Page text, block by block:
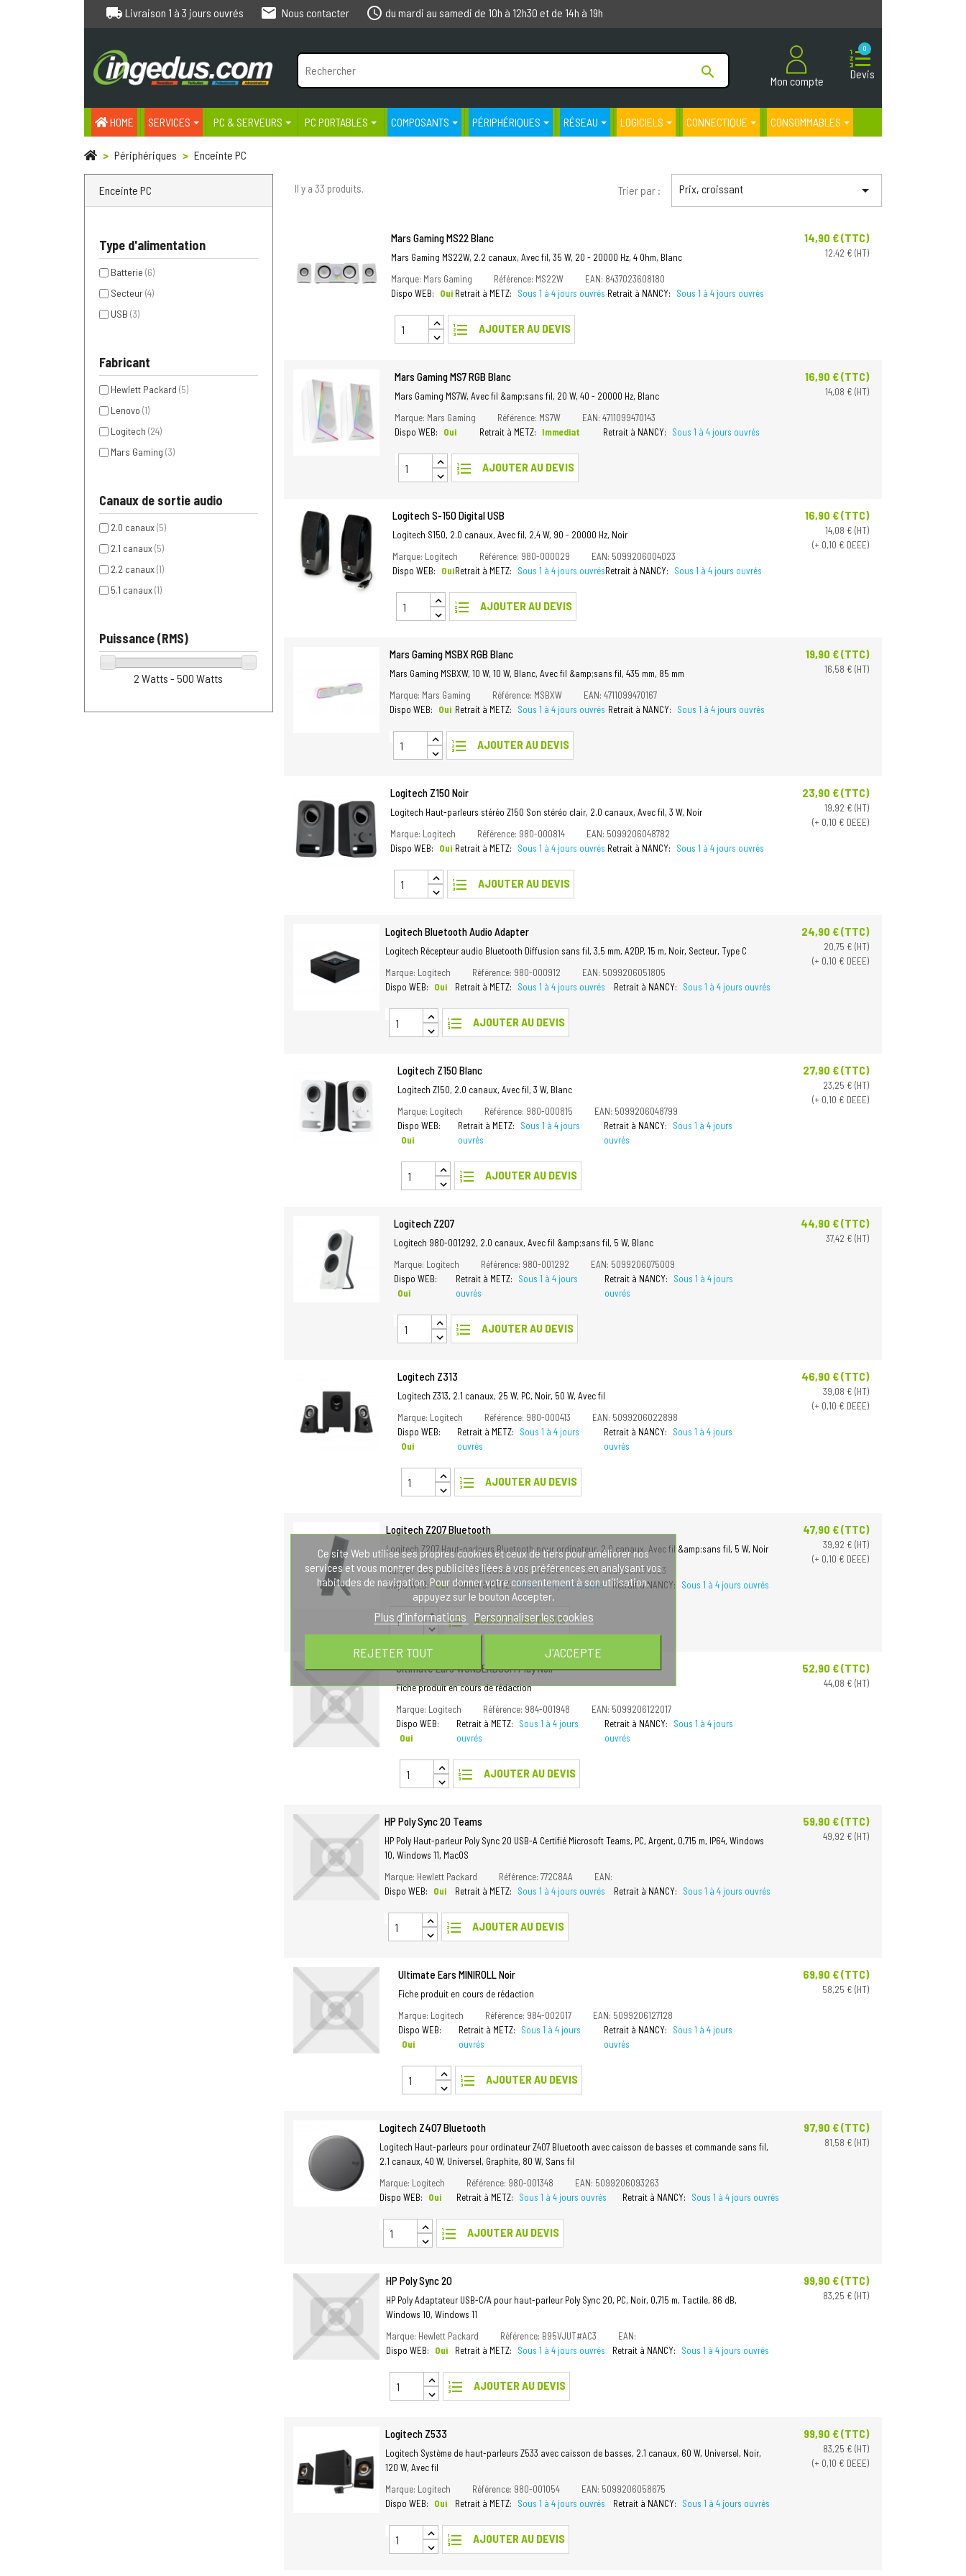
local_shipping Livraison 1 à 3 jours ouvrés email Nous contacter schedule du mardi au samedi de 10h à 12h30 et de 14h à 19h

Mon compte
Devis
0
HOME SERVICES PC & SERVEURS PC PORTABLES COMPOSANTS PÉRIPHÉRIQUES RÉSEAU LOGICIELS CONNECTIQUE CONSOMMABLES
Périphériques Enceinte PC
Enceinte PC
Type d'alimentation
Batterie (6)
Secteur(4)
USB (3)
Fabricant
Hewlett Packard (5)
Lenovo (1)
Logitech (24)
Mars Gaming (3)
Canaux de sortie audio
2.0 canaux(5)
2.1 canaux(5)
2.2 canaux(1)
5.1 canaux(1)
Puissance (RMS)
2 Watts - 500 Watts
Il y a 33 produits. Trier par : Prix, croissant 
Mars Gaming MS22 Blanc
Mars Gaming MS22W, 2.2 canaux, Avec fil, 35 W, 20 - 20000 Hz, 4 Ohm, Blanc
Marque: Mars Gaming
Référence: MS22W
EAN: 8437023608180
Dispo WEB:
Oui Retrait à METZ: Sous 1 à 4 jours ouvrés Retrait à NANCY: Sous 1 à 4 jours ouvrés
format_list_numbered AJOUTER AU DEVIS
Prix
14,90 € (TTC)
12,42 € (HT)
Mars Gaming MS7 RGB Blanc
Mars Gaming MS7W, Avec fil &amp;sans fil, 20 W, 40 - 20000 Hz, Blanc
Marque: Mars Gaming
Référence: MS7W
EAN: 4711099470143
Dispo WEB:
Oui Retrait à METZ: Immediat Retrait à NANCY: Sous 1 à 4 jours ouvrés
format_list_numbered AJOUTER AU DEVIS
Prix
16,90 € (TTC)
14,08 € (HT)
Logitech S-150 Digital USB
Logitech S150, 2.0 canaux, Avec fil, 2,4 W, 90 - 20000 Hz, Noir
Marque: Logitech
Référence: 980-000029
EAN: 5099206004023
Dispo WEB:
OuiRetrait à METZ: Sous 1 à 4 jours ouvrésRetrait à NANCY: Sous 1 à 4 jours ouvrés
format_list_numbered AJOUTER AU DEVIS
Prix
16,90 € (TTC)
14,08 € (HT)
(+ 0,10 € DEEE)
Mars Gaming MSBX RGB Blanc
Mars Gaming MSBXW, 10 W, 10 W, Blanc, Avec fil &amp;sans fil, 435 mm, 85 mm
Marque: Mars Gaming
Référence: MSBXW
EAN: 4711099470167
Dispo WEB:
Oui Retrait à METZ: Sous 1 à 4 jours ouvrés Retrait à NANCY: Sous 1 à 4 jours ouvrés
format_list_numbered AJOUTER AU DEVIS
Prix
19,90 € (TTC)
16,58 € (HT)
Logitech Z150 Noir
Logitech Haut-parleurs stéréo Z150 Son stéréo clair, 2.0 canaux, Avec fil, 3 W, Noir
Marque: Logitech
Référence: 980-000814
EAN: 5099206048782
Dispo WEB:
Oui Retrait à METZ: Sous 1 à 4 jours ouvrés Retrait à NANCY: Sous 1 à 4 jours ouvrés
format_list_numbered AJOUTER AU DEVIS
Prix
23,90 € (TTC)
19,92 € (HT)
(+ 0,10 € DEEE)
Logitech Bluetooth Audio Adapter
Logitech Récepteur audio Bluetooth Diffusion sans fil, 3,5 mm, A2DP, 15 m, Noir, Secteur, Type C
Marque: Logitech
Référence: 980-000912
EAN: 5099206051805
Dispo WEB:
Oui Retrait à METZ: Sous 1 à 4 jours ouvrés Retrait à NANCY: Sous 1 à 4 jours ouvrés
format_list_numbered AJOUTER AU DEVIS
Prix
24,90 € (TTC)
20,75 € (HT)
(+ 0,10 € DEEE)
Logitech Z150 Blanc
Logitech Z150, 2.0 canaux, Avec fil, 3 W, Blanc
Marque: Logitech
Référence: 980-000815
EAN: 5099206048799
Dispo WEB:
Oui
Retrait à METZ:
Sous 1 à 4 jours
ouvrés
Retrait à NANCY:
Sous 1 à 4 jours
ouvrés
format_list_numbered AJOUTER AU DEVIS
Prix
27,90 € (TTC)
23,25 € (HT)
(+ 0,10 € DEEE)
Logitech Z207
Logitech 980-001292, 2.0 canaux, Avec fil &amp;sans fil, 5 W, Blanc
Marque: Logitech
Référence: 980-001292
EAN: 5099206075009
Dispo WEB:
Oui
Retrait à METZ:
Sous 1 à 4 jours
ouvrés
Retrait à NANCY:
Sous 1 à 4 jours
ouvrés
format_list_numbered AJOUTER AU DEVIS
Prix
44,90 € (TTC)
37,42 € (HT)
Logitech Z313
Logitech Z313, 2.1 canaux, 25 W, PC, Noir, 50 W, Avec fil
Marque: Logitech
Référence: 980-000413
EAN: 5099206022898
Dispo WEB:
Oui
Retrait à METZ:
Sous 1 à 4 jours
ouvrés
Retrait à NANCY:
Sous 1 à 4 jours
ouvrés
format_list_numbered AJOUTER AU DEVIS
Prix
46,90 € (TTC)
39,08 € (HT)
(+ 0,10 € DEEE)
Logitech Z207 Bluetooth
Logitech Z207 Haut-parleurs Bluetooth pour ordinateur, 2.0 canaux, Avec fil &amp;sans fil, 5 W, Noir
Marque: Logitech
Référence: 980-001295
EAN: 5099206075023
Dispo WEB: Oui Retrait à METZ: Sous 1 à 4 jours ouvrés Retrait à NANCY: Sous 1 à 4 jours ouvrés
format_list_numbered AJOUTER AU DEVIS
Prix
47,90 € (TTC)
39,92 € (HT)
(+ 0,10 € DEEE)
Ultimate Ears WONDERBOOM Play Noir
Fiche produit en cours de rédaction
Marque: Logitech
Référence: 984-001948
EAN: 5099206122017
Dispo WEB:
Oui
Retrait à METZ:
Sous 1 à 4 jours
ouvrés
Retrait à NANCY:
Sous 1 à 4 jours
ouvrés
format_list_numbered AJOUTER AU DEVIS
Prix
52,90 € (TTC)
44,08 € (HT)
HP Poly Sync 20 Teams
HP Poly Haut-parleur Poly Sync 20 USB-A Certifié Microsoft Teams, PC, Argent, 0,715 m, IP64, Windows
10, Windows 11, MacOS
Marque: Hewlett Packard
Référence: 772C8AA
EAN:
Dispo WEB:
Oui Retrait à METZ: Sous 1 à 4 jours ouvrés Retrait à NANCY: Sous 1 à 4 jours ouvrés
format_list_numbered AJOUTER AU DEVIS
Prix
59,90 € (TTC)
49,92 € (HT)
Ultimate Ears MINIROLL Noir
Fiche produit en cours de rédaction
Marque: Logitech
Référence: 984-002017
EAN: 5099206127128
Dispo WEB:
Oui
Retrait à METZ:
Sous 1 à 4 jours
ouvrés
Retrait à NANCY:
Sous 1 à 4 jours
ouvrés
format_list_numbered AJOUTER AU DEVIS
Prix
69,90 € (TTC)
58,25 € (HT)
Logitech Z407 Bluetooth
Logitech Haut-parleurs pour ordinateur Z407 Bluetooth avec caisson de basses et commande sans fil,
2.1 canaux, 40 W, Universel, Graphite, 80 W, Sans fil
Marque: Logitech
Référence: 980-001348
EAN: 5099206093263
Dispo WEB:
Oui Retrait à METZ: Sous 1 à 4 jours ouvrés Retrait à NANCY: Sous 1 à 4 jours ouvrés
format_list_numbered AJOUTER AU DEVIS
Prix
97,90 € (TTC)
81,58 € (HT)
HP Poly Sync 20
HP Poly Adaptateur USB-C/A pour haut-parleur Poly Sync 20, PC, Noir, 0,715 m, Tactile, 86 dB,
Windows 10, Windows 11
Marque: Hewlett Packard
Référence: B95VJUT#AC3
EAN:
Dispo WEB:
Oui Retrait à METZ: Sous 1 à 4 jours ouvrés Retrait à NANCY: Sous 1 à 4 jours ouvrés
format_list_numbered AJOUTER AU DEVIS
Prix
99,90 € (TTC)
83,25 € (HT)
Logitech Z533
Logitech Système de haut-parleurs Z533 avec caisson de basses, 2.1 canaux, 60 W, Universel, Noir,
120 W, Avec fil
Marque: Logitech
Référence: 980-001054
EAN: 5099206058675
Dispo WEB:
Oui Retrait à METZ: Sous 1 à 4 jours ouvrés Retrait à NANCY: Sous 1 à 4 jours ouvrés
format_list_numbered AJOUTER AU DEVIS
Prix
99,90 € (TTC)
83,25 € (HT)
(+ 0,10 € DEEE)
Ce site Web utilise ses propres cookies et ceux de tiers pour améliorer nos
services et vous montrer des publicités liées à vos préférences en analysant vos
habitudes de navigation. Pour donner votre consentement à son utilisation,
appuyez sur le bouton Accepter.
Plus d'informations Personnaliser les cookies
REJETER TOUT J'ACCEPTE